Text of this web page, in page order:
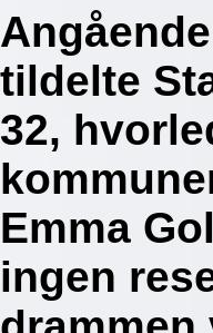
tildelte
32,
Emma
ingen